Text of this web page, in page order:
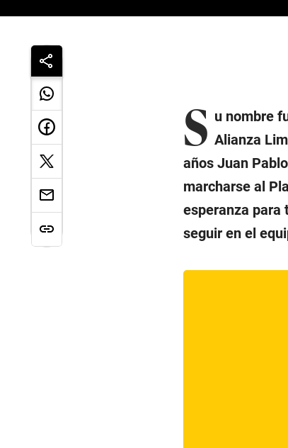
S u nombre
Alianza
años Juan
marcharse al
esperanza para
seguir en el